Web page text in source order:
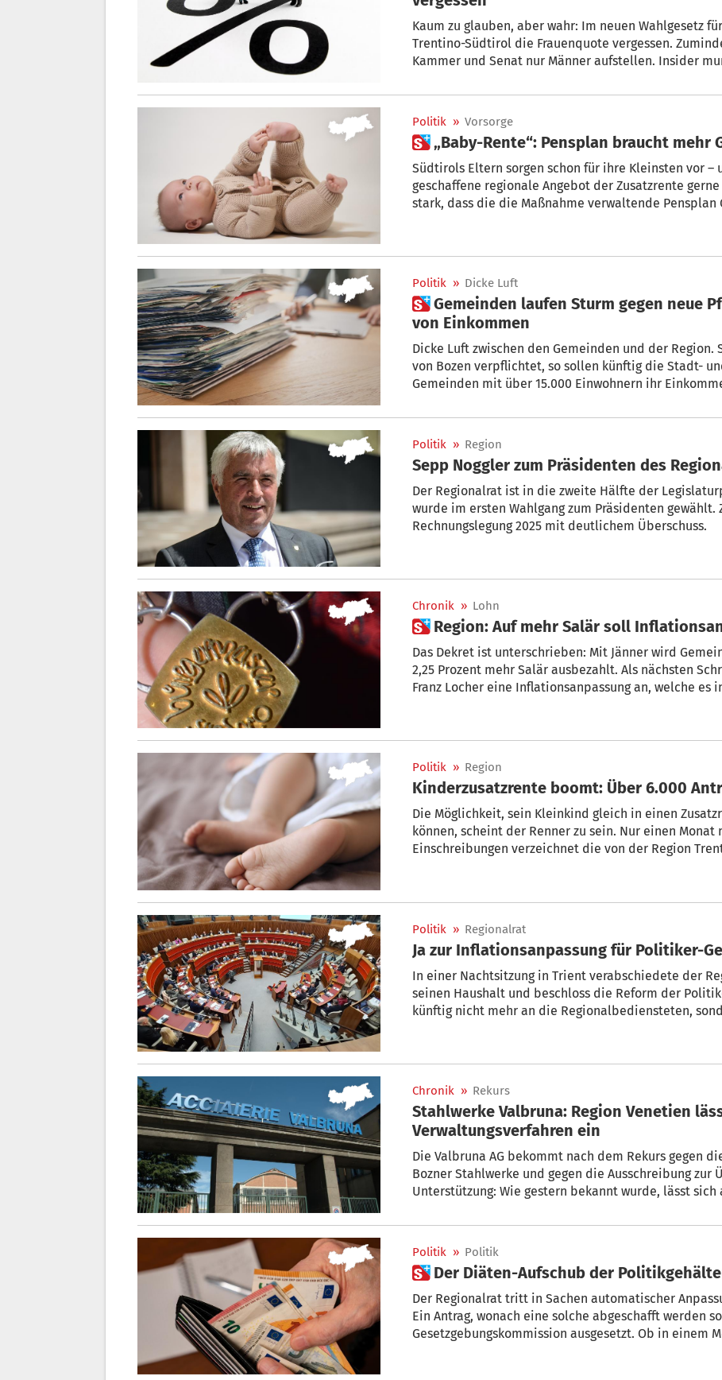
Kaum zu glauben, aber wahr: Im neuen Wahlgesetz fürs Parlament wurde für die Region
Trentino-Südtirol die Frauenquote vergessen.
Kammer und Senat nur Männer aufstellen. Insider munkeln von einer Chance für Philipp
Politik » Vorsorge
 „Baby-Rente“: Pensplan braucht mehr
Südtirols Eltern sorgen schon für ihre Kleinsten vor –
geschaffene regionale Angebot der Zusatzrente
stark, dass die die Maßnahme verwaltende Pensplan Centrum AG
Politik » Dicke Luft
 Gemeinden laufen Sturm gegen neue Pflicht zu Offenlegung
von Einkommen
Dicke Luft zwischen den Gemeinden und der Region. Sind derzeit nur die Stadträte
von Bozen verpflichtet, so sollen künftig die Stadt- und Gemeinderäte aller
Gemeinden mit über 15.000 Einwohnern ihr
Politik » Region
Sepp Noggler zum Präsidenten des
Der Regionalrat ist in die zweite Hälfte der
wurde im ersten Wahlgang zum Präsidenten
Rechnungslegung 2025 mit deutlichem Überschuss.
Chronik » Lohn
 Region: Auf mehr Salär soll
Das Dekret ist unterschrieben: Mit Jänner wird Gemeindeverwaltern zwischen 20 und
2,25 Prozent mehr Salär ausbezahlt. Als nächsten
Franz Locher eine Inflationsanpassung an, welche es in den Gemeinden nicht gibt.
Politik » Region
Kinderzusatzrente boomt: Über 6.000
Die Möglichkeit, sein Kleinkind gleich in einen
können, scheint der Renner zu sein. Nur einen Monat
Einschreibungen verzeichnet die von der Region
Politik » Regionalrat
Ja zur Inflationsanpassung für Politiker-
In einer Nachtsitzung in Trient verabschiedete der
seinen Haushalt und beschloss die Reform der
künftig nicht mehr an die Regionalbediensteten,
Chronik » Rekurs
Stahlwerke Valbruna: Region Venetien
Verwaltungsverfahren ein
Die Valbruna AG bekommt nach dem Rekurs gegen
Bozner Stahlwerke und gegen die Ausschreibung zur
Unterstützung: Wie gestern bekannt wurde, lässt
Politik » Politik
 Der Diäten-Aufschub der
Der Regionalrat tritt in Sachen automatischer
Ein Antrag, wonach eine solche abgeschafft werden
Gesetzgebungskommission ausgesetzt. Ob in einem